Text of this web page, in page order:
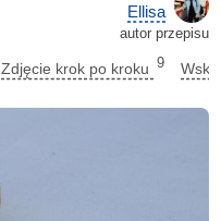
Ellisa
autor przepisu
Zdjęcie krok po kroku 9